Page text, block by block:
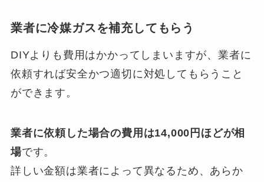
業者に冷媒ガスを補充してもらう
DIYよりも費用はかかってしまいますが、業者に
依頼すれば安全かつ適切に対処してもらうこと
ができます。
業者に依頼した場合の費用は14,000円ほどが相
場です。
詳しい金額は業者によって異なるため、あらか